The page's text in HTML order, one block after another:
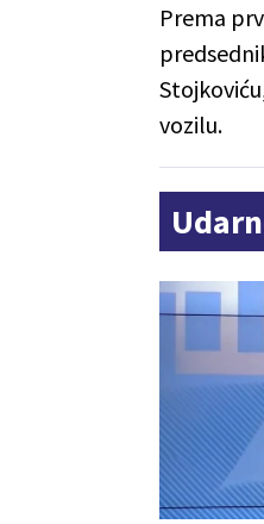
Prema
vozilu.